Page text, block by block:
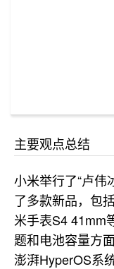
主要观点总结
小米举行了“卢伟
了多款新品，包
米手表S4 41mm
题和电池容量方
澎湃HyperOS系